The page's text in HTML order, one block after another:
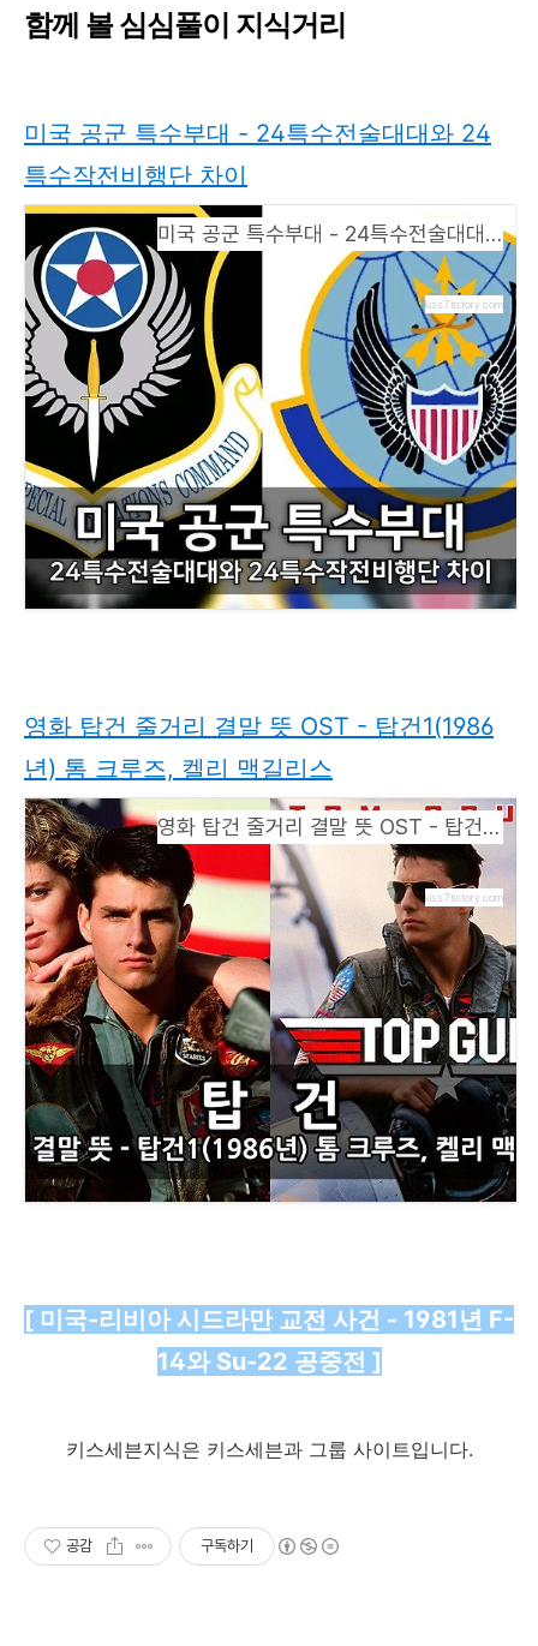
함께 볼 심심풀이 지식거리
미국 공군 특수부대 - 24특수전술대대와 24
특수작전비행단 차이
미국 공군 특수부대 - 24특수전술대대와 24특수작전비행단 차이
kiss7.tistory.com
영화 탑건 줄거리 결말 뜻 OST - 탑건1(1986
년) 톰 크루즈, 켈리 맥길리스
영화 탑건 줄거리 결말 뜻 OST - 탑건1(1986년) 톰 크루즈, 켈리 맥길리스
kiss7.tistory.com
[ 미국-리비아 시드라만 교전 사건 - 1981년 F-
14와 Su-22 공중전 ]
키스세븐지식은 키스세븐과 그룹 사이트입니다.
공감 구독하기